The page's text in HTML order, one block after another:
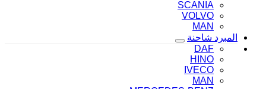
SCANIA
VOLVO
MAN
المبرد شاحنة
DAF
HINO
IVECO
MAN